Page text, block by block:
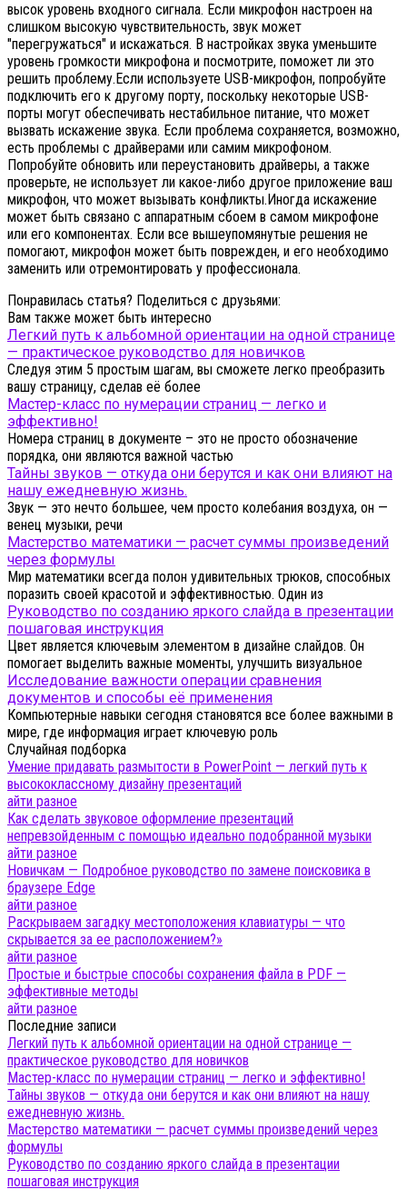
высок уровень входного сигнала. Если микрофон настроен на
слишком высокую чувствительность, звук может
"перегружаться" и искажаться. В настройках звука уменьшите
уровень громкости микрофона и посмотрите, поможет ли это
решить проблему.Если используете USB-микрофон, попробуйте
подключить его к другому порту, поскольку некоторые USB-
порты могут обеспечивать нестабильное питание, что может
вызвать искажение звука. Если проблема сохраняется, возможно,
есть проблемы с драйверами или самим микрофоном.
Попробуйте обновить или переустановить драйверы, а также
проверьте, не использует ли какое-либо другое приложение ваш
микрофон, что может вызывать конфликты.Иногда искажение
может быть связано с аппаратным сбоем в самом микрофоне
или его компонентах. Если все вышеупомянутые решения не
помогают, микрофон может быть поврежден, и его необходимо
заменить или отремонтировать у профессионала.
Понравилась статья? Поделиться с друзьями:
Вам также может быть интересно
Легкий путь к альбомной ориентации на одной странице
— практическое руководство для новичков
Следуя этим 5 простым шагам, вы сможете легко преобразить
вашу страницу, сделав её более
Мастер-класс по нумерации страниц — легко и
эффективно!
Номера страниц в документе – это не просто обозначение
порядка, они являются важной частью
Тайны звуков — откуда они берутся и как они влияют на
нашу ежедневную жизнь.
Звук — это нечто большее, чем просто колебания воздуха, он —
венец музыки, речи
Мастерство математики — расчет суммы произведений
через формулы
Мир математики всегда полон удивительных трюков, способных
поразить своей красотой и эффективностью. Один из
Руководство по созданию яркого слайда в презентации
пошаговая инструкция
Цвет является ключевым элементом в дизайне слайдов. Он
помогает выделить важные моменты, улучшить визуальное
Исследование важности операции сравнения
документов и способы её применения
Компьютерные навыки сегодня становятся все более важными в
мире, где информация играет ключевую роль
Случайная подборка
Умение придавать размытости в PowerPoint — легкий путь к
высококлассному дизайну презентаций
айти разное
Как сделать звуковое оформление презентаций
непревзойденным с помощью идеально подобранной музыки
айти разное
Новичкам — Подробное руководство по замене поисковика в
браузере Edge
айти разное
Раскрываем загадку местоположения клавиатуры — что
скрывается за ее расположением?»
айти разное
Простые и быстрые способы сохранения файла в PDF —
эффективные методы
айти разное
Последние записи
Легкий путь к альбомной ориентации на одной странице —
практическое руководство для новичков
Мастер-класс по нумерации страниц — легко и эффективно!
Тайны звуков — откуда они берутся и как они влияют на нашу
ежедневную жизнь.
Мастерство математики — расчет суммы произведений через
формулы
Руководство по созданию яркого слайда в презентации
пошаговая инструкция